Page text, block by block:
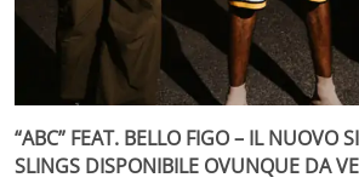
“ABC” FEAT. BELLO FIGO – IL NUOVO
SLINGS DISPONIBILE OVUNQUE DA